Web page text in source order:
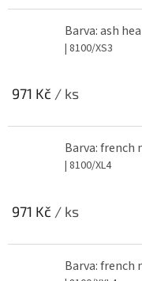
Barva: ash
| 8100/XS3
971 Kč / ks
Barva: french
| 8100/XL4
971 Kč / ks
Barva: french